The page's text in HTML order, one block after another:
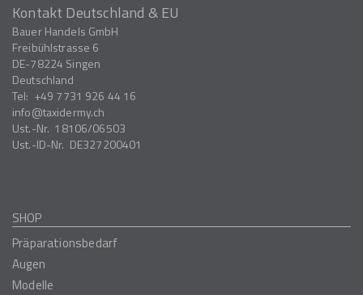
Kontakt Deutschland & EU
Bauer Handels GmbH
Freibühlstrasse 6
DE-78224 Singen
Deutschland
Tel: +49 7731 926 44 16
info
taxidermy.ch
Ust.-Nr. 18106/06503
Ust.-ID-Nr. DE327200401
SHOP
Präparationsbedarf
Augen
Modelle